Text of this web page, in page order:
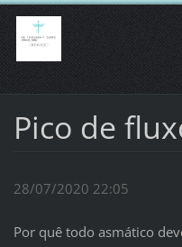
Pico de
28/07/2020 22:05
Por quê todo asmático